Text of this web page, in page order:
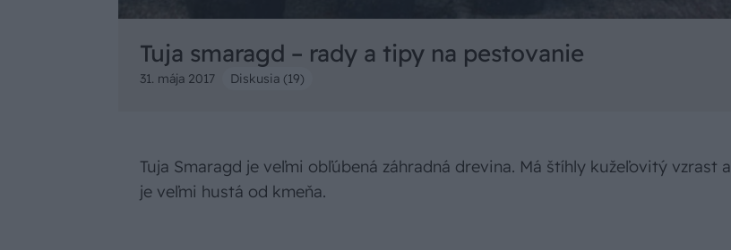
Tuja smaragd – rady a tipy na pestovanie
31. mája 2017 Diskusia (19)
Tuja Smaragd je veľmi obľúbená záhradná drevina. Má štíhly kužeľovitý vzrast a
je veľmi hustá od kmeňa.